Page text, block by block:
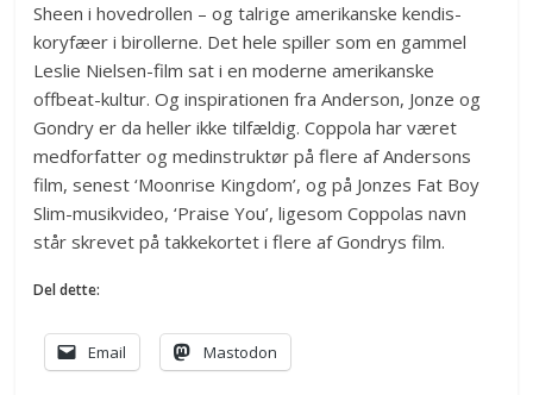
Sheen i hovedrollen – og talrige amerikanske kendis-
koryfæer i birollerne. Det hele spiller som en gammel
Leslie Nielsen-film sat i en moderne amerikanske
offbeat-kultur. Og inspirationen fra Anderson, Jonze og
Gondry er da heller ikke tilfældig. Coppola har været
medforfatter og medinstruktør på flere af Andersons
film, senest ‘Moonrise Kingdom’, og på Jonzes Fat Boy
Slim-musikvideo, ‘Praise You’, ligesom Coppolas navn
står skrevet på takkekortet i flere af Gondrys film.
Del dette:
Email Mastodon